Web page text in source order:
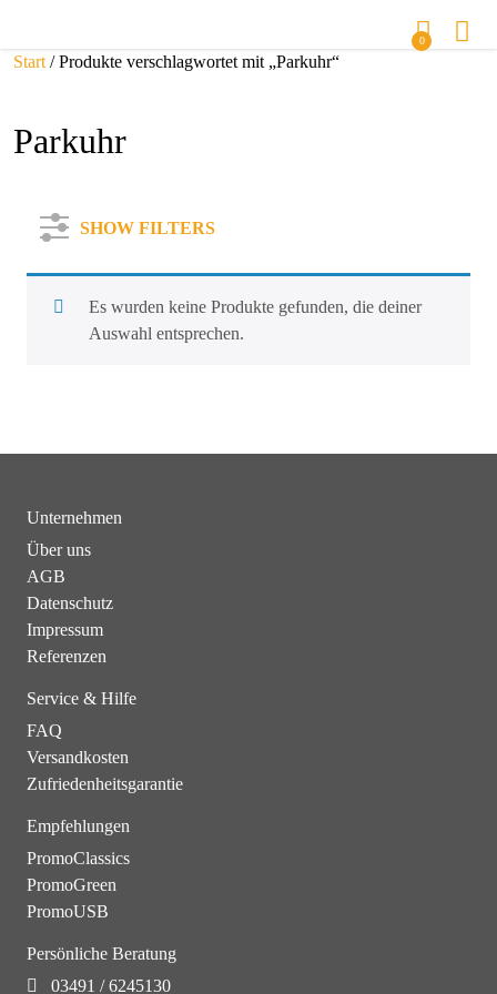
0
Start / Produkte verschlagwortet mit „Parkuhr“
Parkuhr
SHOW FILTERS
Es wurden keine Produkte gefunden, die deiner
Auswahl entsprechen.
Unternehmen
Über uns
AGB
Datenschutz
Impressum
Referenzen
Service & Hilfe
FAQ
Versandkosten
Zufriedenheitsgarantie
Empfehlungen
PromoClassics
PromoGreen
PromoUSB
Persönliche Beratung
03491 / 6245130